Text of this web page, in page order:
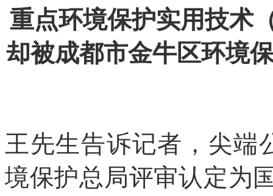
重点环境保护实用技术
却被成都市金牛区环境
王先生告诉记者，尖端
境保护总局评审认定为